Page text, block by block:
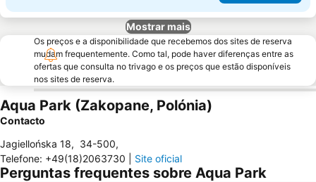
Mostrar mais
Os preços e a disponibilidade que recebemos dos sites de reserva
mudam frequentemente. Como tal, pode haver diferenças entre as
ofertas que consulta no trivago e os preços que estão disponíveis
nos sites de reserva.
Aqua Park (Zakopane, Polónia)
Contacto
Jagiellońska 18, 34-500,
Telefone: +49(18)2063730 Site oficial
Perguntas frequentes sobre Aqua Park